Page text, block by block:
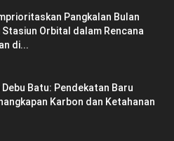
Pangkalan Bulan
Stasiun Orbital dalam Rencana
di...
Batu: Pendekatan Baru
Karbon dan Ketahanan